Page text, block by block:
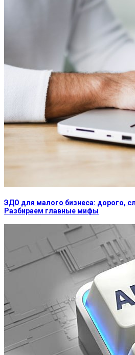
ЭДО для малого бизнеса: дорого,
Разбираем главные мифы